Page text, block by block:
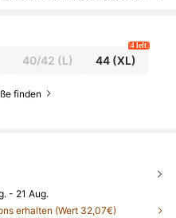
40/42 (L) 44 (XL)
4 left
finden
- 21 Aug.
erhalten (Wert 32,07€)